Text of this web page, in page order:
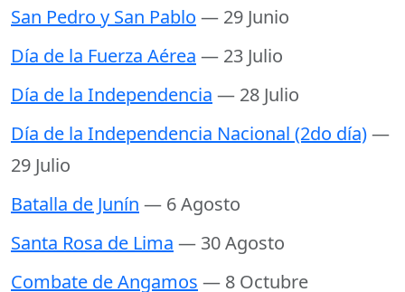
San Pedro y San Pablo — 29 Junio
Día de la Fuerza Aérea — 23 Julio
Día de la Independencia — 28 Julio
Día de la Independencia Nacional (2do día)—
29 Julio
Batalla de Junín — 6 Agosto
Santa Rosa de Lima — 30 Agosto
Combate de Angamos — 8 Octubre